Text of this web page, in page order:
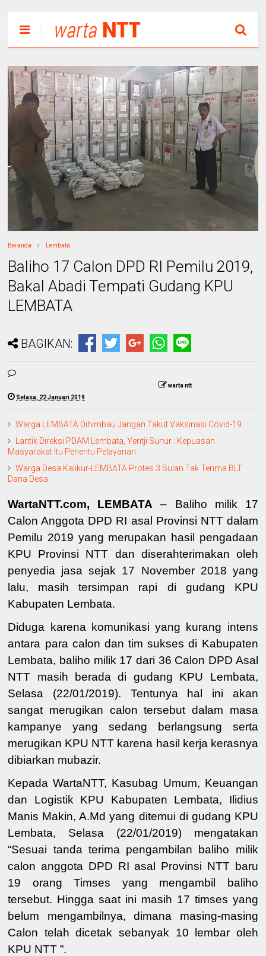
Beranda Lembata
Baliho 17 Calon DPD RI Pemilu 2019,
Bakal Abadi Tempati Gudang KPU
LEMBATA
BAGIKAN:
warta ntt
Selasa, 22 Januari 2019
Warga LEMBATA Dihimbau Jangan Takut Vaksinasi Covid-19
Lantik Direksi PDAM Lembata, Yentji Sunur : Kepuasan
Masyarakat Itu Penentu Pelayanan
Warga Desa Kalikur-LEMBATA Protes 3 Bulan Tak Terima BLT
Dana Desa
WartaNTT.com, LEMBATA – Baliho milik 17
Calon Anggota DPD RI asal Provinsi NTT dalam
Pemilu 2019 yang merupakan hasil pengadaan
KPU Provinsi NTT dan diserahterimakan oleh
penyedia jasa sejak 17 November 2018 yang
lalu, masih tersimpan rapi di gudang KPU
Kabupaten Lembata.
Diduga karena komunikasi yang kurang intens
antara para calon dan tim sukses di Kabupaten
Lembata, baliho milik 17 dari 36 Calon DPD Asal
NTT masih berada di gudang KPU Lembata,
Selasa (22/01/2019). Tentunya hal ini akan
sangat merugikan calon tersebut dalam masa
kampanye yang sedang berlangsung serta
merugikan KPU NTT karena hasil kerja kerasnya
dibiarkan mubazir.
Kepada WartaNTT, Kasubag Umum, Keuangan
dan Logistik KPU Kabupaten Lembata, Ilidius
Manis Makin, A.Md yang ditemui di gudang KPU
Lembata, Selasa (22/01/2019) mengatakan
“Sesuai tanda terima pengambilan baliho milik
calon anggota DPD RI asal Provinsi NTT baru
19 orang Timses yang mengambil baliho
tersebut. Hingga saat ini masih 17 timses yang
belum mengambilnya, dimana masing-masing
Calon telah dicetak sebanyak 10 lembar oleh
KPU NTT ”.